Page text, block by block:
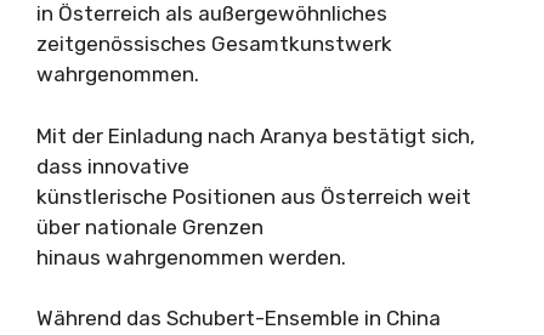
in Österreich als außergewöhnliches
zeitgenössisches Gesamtkunstwerk
wahrgenommen.
Mit der Einladung nach Aranya bestätigt sich,
dass innovative
künstlerische Positionen aus Österreich weit
über nationale Grenzen
hinaus wahrgenommen werden.
Während das Schubert-Ensemble in China